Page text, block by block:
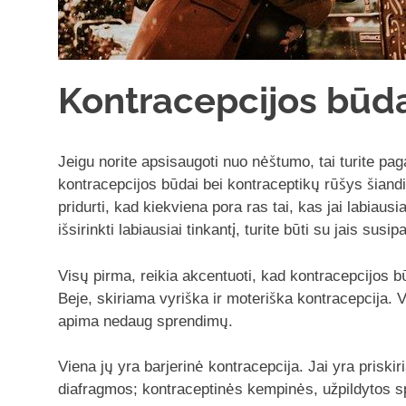
Kontracepcijos
Jeigu norite apsisaugoti nuo nėštumo, tai turite
kontracepcijos būdai bei kontraceptikų rūšys
pridurti, kad kiekviena pora ras tai, kas jai
išsirinkti labiausiai tinkantį, turite būti su jais
Visų pirma, reikia akcentuoti, kad kontracepcijos
Beje, skiriama vyriška ir moteriška kontracepcija.
apima nedaug sprendimų.
Viena jų yra barjerinė kontracepcija. Jai yra
diafragmos; kontraceptinės kempinės, užpildytos